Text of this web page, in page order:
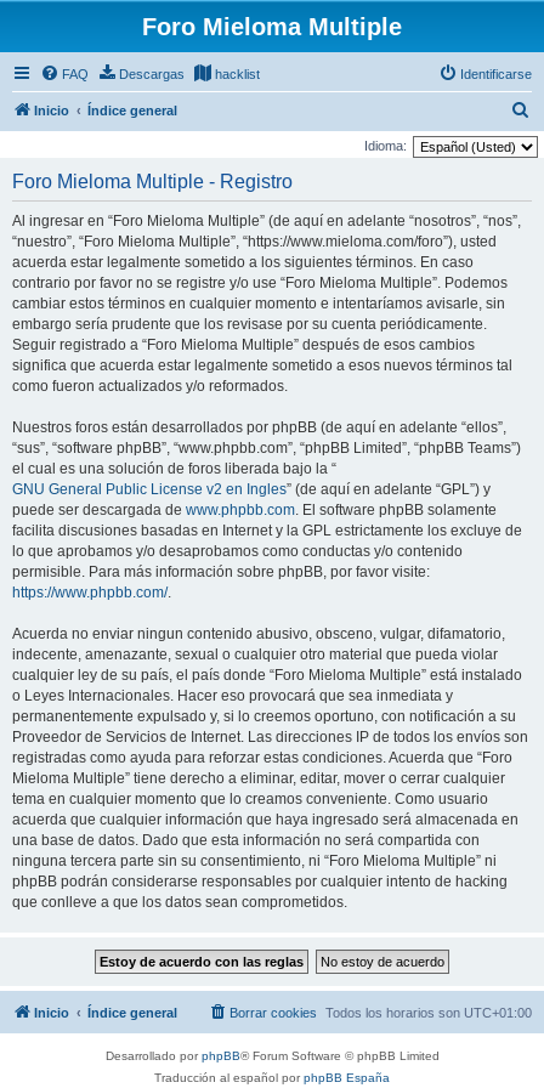
Foro Mieloma Multiple
FAQ Descargas hacklist Identificarse
Inicio Índice general
u
Idioma:
Foro Mieloma Multiple - Registro
Al ingresar en “Foro Mieloma Multiple” (de aquí en adelante “nosotros”, “nos”,
“nuestro”, “Foro Mieloma Multiple”, “https://www.mieloma.com/foro”), usted
acuerda estar legalmente sometido a los siguientes términos. En caso
contrario por favor no se registre y/o use “Foro Mieloma Multiple”. Podemos
cambiar estos términos en cualquier momento e intentaríamos avisarle, sin
embargo sería prudente que los revisase por su cuenta periódicamente.
Seguir registrado a “Foro Mieloma Multiple” después de esos cambios
significa que acuerda estar legalmente sometido a esos nuevos términos tal
como fueron actualizados y/o reformados.
Nuestros foros están desarrollados por phpBB (de aquí en adelante “ellos”,
“sus”, “software phpBB”, “www.phpbb.com”, “phpBB Limited”, “phpBB Teams”)
el cual es una solución de foros liberada bajo la “
GNU General Public License v2 en Ingles” (de aquí en adelante “GPL”) y
puede ser descargada de www.phpbb.com. El software phpBB solamente
facilita discusiones basadas en Internet y la GPL estrictamente los excluye de
lo que aprobamos y/o desaprobamos como conductas y/o contenido
permisible. Para más información sobre phpBB, por favor visite:
https://www.phpbb.com/.
Acuerda no enviar ningun contenido abusivo, obsceno, vulgar, difamatorio,
indecente, amenazante, sexual o cualquier otro material que pueda violar
cualquier ley de su país, el país donde “Foro Mieloma Multiple” está instalado
o Leyes Internacionales. Hacer eso provocará que sea inmediata y
permanentemente expulsado y, si lo creemos oportuno, con notificación a su
Proveedor de Servicios de Internet. Las direcciones IP de todos los envíos son
registradas como ayuda para reforzar estas condiciones. Acuerda que “Foro
Mieloma Multiple” tiene derecho a eliminar, editar, mover o cerrar cualquier
tema en cualquier momento que lo creamos conveniente. Como usuario
acuerda que cualquier información que haya ingresado será almacenada en
una base de datos. Dado que esta información no será compartida con
ninguna tercera parte sin su consentimiento, ni “Foro Mieloma Multiple” ni
phpBB podrán considerarse responsables por cualquier intento de hacking
que conlleve a que los datos sean comprometidos.
Inicio Índice general Todos los horarios son UTC+01:00
Borrar cookies
Desarrollado porphpBB® Forum Software © phpBB Limited
Traducción al español porphpBB España